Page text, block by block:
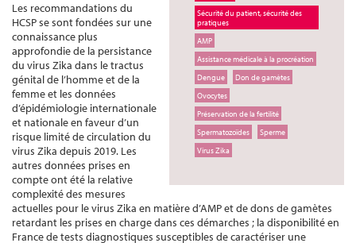
Sécurité du patient, sécurité des
pratiques
AMP
Assistance médicale à la procréation
Dengue
Don de gamètes
Ovocytes
Préservation de la fertilité
Spermatozoïdes
Sperme
Virus Zika
Les recommandations du
HCSP se sont fondées sur une
connaissance plus
approfondie de la persistance
du virus Zika dans le tractus
génital de l’homme et de la
femme et les données
d’épidémiologie internationale
et nationale en faveur d’un
risque limité de circulation du
virus Zika depuis 2019. Les
autres données prises en
compte ont été la relative
complexité des mesures
actuelles pour le virus Zika en matière d’AMP et de dons de gamètes
retardant les prises en charge dans ces démarches ; la disponibilité en
France de tests diagnostiques susceptibles de caractériser une